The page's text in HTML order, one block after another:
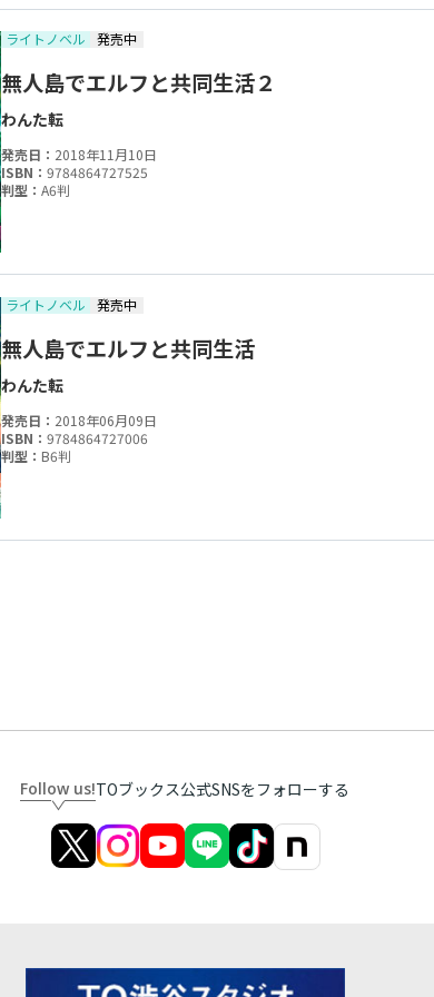
ライトノベル 発売中
無人島でエルフと共同生活２
わんた転
発売日： 2018年11月10日
ISBN： 9784864727525
判型： A6判
ライトノベル 発売中
無人島でエルフと共同生活
わんた転
発売日： 2018年06月09日
ISBN： 9784864727006
判型： B6判
Follow us!TOブックス公式SNSをフォローする